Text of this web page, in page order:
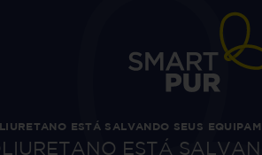
ESTÁ SALVANDO SEUS
ESTÁ